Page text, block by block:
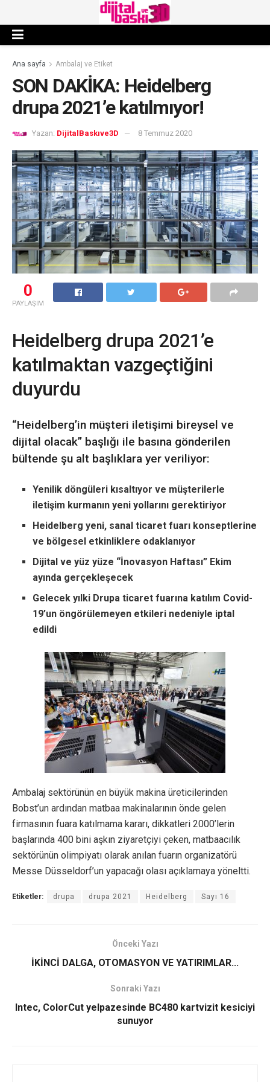
Ana sayfa Ambalaj ve Etiket
SON DAKİKA: Heidelberg
drupa 2021’e katılmıyor!
Yazan: DijitalBaskıve3D 8 Temmuz 2020
0
PAYLAŞIM
Heidelberg drupa 2021’e
katılmaktan vazgeçtiğini
duyurdu
“Heidelberg’in müşteri iletişimi bireysel ve
dijital olacak” başlığı ile basına gönderilen
bültende şu alt başlıklara yer veriliyor:
Yenilik döngüleri kısaltıyor ve müşterilerle
iletişim kurmanın yeni yollarını gerektiriyor
Heidelberg yeni, sanal ticaret fuarı konseptlerine
ve bölgesel etkinliklere odaklanıyor
Dijital ve yüz yüze “İnovasyon Haftası” Ekim
ayında gerçekleşecek
Gelecek yılki Drupa ticaret fuarına katılım Covid-
19’un öngörülemeyen etkileri nedeniyle iptal
edildi
Ambalaj sektörünün en büyük makina üreticilerinden
Bobst’un ardından matbaa makinalarının önde gelen
firmasının fuara katılmama kararı, dikkatleri 2000’lerin
başlarında 400 bini aşkın ziyaretçiyi çeken, matbaacılık
sektörünün olimpiyatı olarak anılan fuarın organizatörü
Messe Düsseldorf’un yapacağı olası açıklamaya yöneltti.
Etiketler: drupa drupa 2021 Heidelberg Sayı 16
Önceki Yazı
İKİNCİ DALGA, OTOMASYON VE YATIRIMLAR...
Sonraki Yazı
Intec, ColorCut yelpazesinde BC480 kartvizit kesiciyi
sunuyor